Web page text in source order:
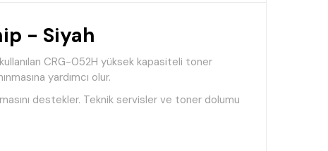
- Siyah
CRG-052H yüksek kapasiteli toner
yardımcı olur.
destekler. Teknik servisler ve toner dolumu